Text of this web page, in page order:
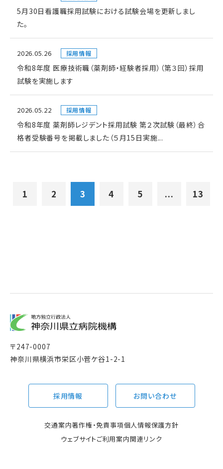
5月30日看護職採用試験における試験会場を更新しまし
た。
2026.05.26 採用情報
令和8年度 医療技術職（薬剤師・経験者採用）（第３回）採用
試験を実施します
2026.05.22 採用情報
令和8年度 薬剤師レジデント採用試験 第２次試験（最終）合
格者受験番号を掲載しました（５月15日実施...
1 2 3 4 5 ... 13
〒247-0007
神奈川県横浜市栄区小菅ケ谷1-2-1
採用情報 お問い合わせ
交通案内著作権・免責事項個人情報保護方針
ウェブサイトご利用案内関連リンク